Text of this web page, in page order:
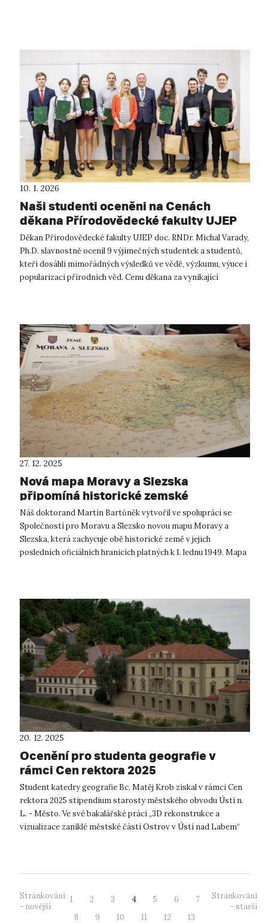
10. 1. 2026
Naši studenti oceněni na Cenách
děkana Přírodovědecké fakulty UJEP
2025
Děkan Přírodovědecké fakulty UJEP doc. RNDr. Michal Varady,
Ph.D. slavnostně ocenil 9 výjimečných studentek a studentů,
kteří dosáhli mimořádných výsledků ve vědě, výzkumu, výuce i
popularizaci přírodních věd. Cenu děkana za vynikající
27. 12. 2025
Nová mapa Moravy a Slezska
připomíná historické zemské
uspořádání
Náš doktorand Martin Bartůněk vytvořil ve spolupráci se
Společností pro Moravu a Slezsko novou mapu Moravy a
Slezska, která zachycuje obě historické země v jejich
posledních oficiálních hranicích platných k 1. lednu 1949. Mapa
20. 12. 2025
Ocenění pro studenta geografie v
rámci Cen rektora 2025
Student katedry geografie Bc. Matěj Krob získal v rámci Cen
rektora 2025 stipendium starosty městského obvodu Ústí n.
L. - Město. Ve své bakalářské práci „3D rekonstrukce a
vizualizace zaniklé městské části Ostrov v Ústí nad Labem“
Stránkování
- novější
1 2 3 4 5 6
7
8
9 10 11 12 13
Stránkování
- starší